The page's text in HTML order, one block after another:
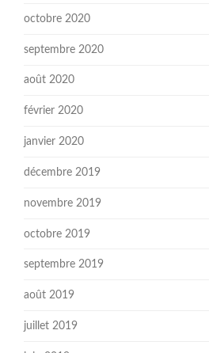
octobre 2020
septembre 2020
août 2020
février 2020
janvier 2020
décembre 2019
novembre 2019
octobre 2019
septembre 2019
août 2019
juillet 2019